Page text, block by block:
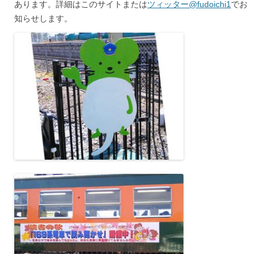
あります。詳細はこのサイトまたはツィッター@fudoichi1 でお
知らせします。